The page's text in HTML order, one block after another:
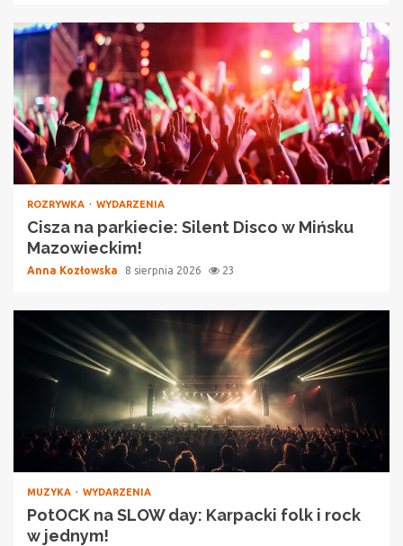
ROZRYWKA WYDARZENIA
Cisza na parkiecie: Silent Disco w Mińsku
Mazowieckim!
Anna Kozłowska 8 sierpnia 2026 23
MUZYKA WYDARZENIA
PotOCK na SLOW day: Karpacki folk i rock
w jednym!